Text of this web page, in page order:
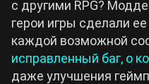
с другими RPG?
герои игры сделали
каждой возможной
исправленный баг, о
даже улучшения